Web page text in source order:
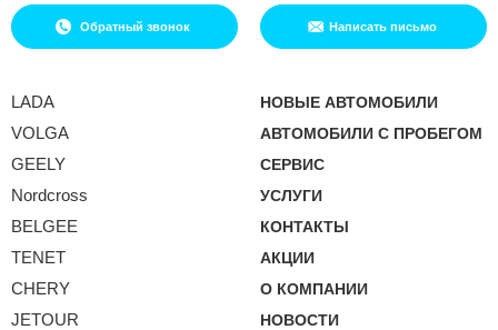
Обратный звонок Написать письмо
LADA
VOLGA
GEELY
Nordcross
BELGEE
TENET
CHERY
JETOUR
НОВЫЕ АВТОМОБИЛИ
АВТОМОБИЛИ С ПРОБЕГОМ
СЕРВИС
УСЛУГИ
КОНТАКТЫ
АКЦИИ
О КОМПАНИИ
НОВОСТИ